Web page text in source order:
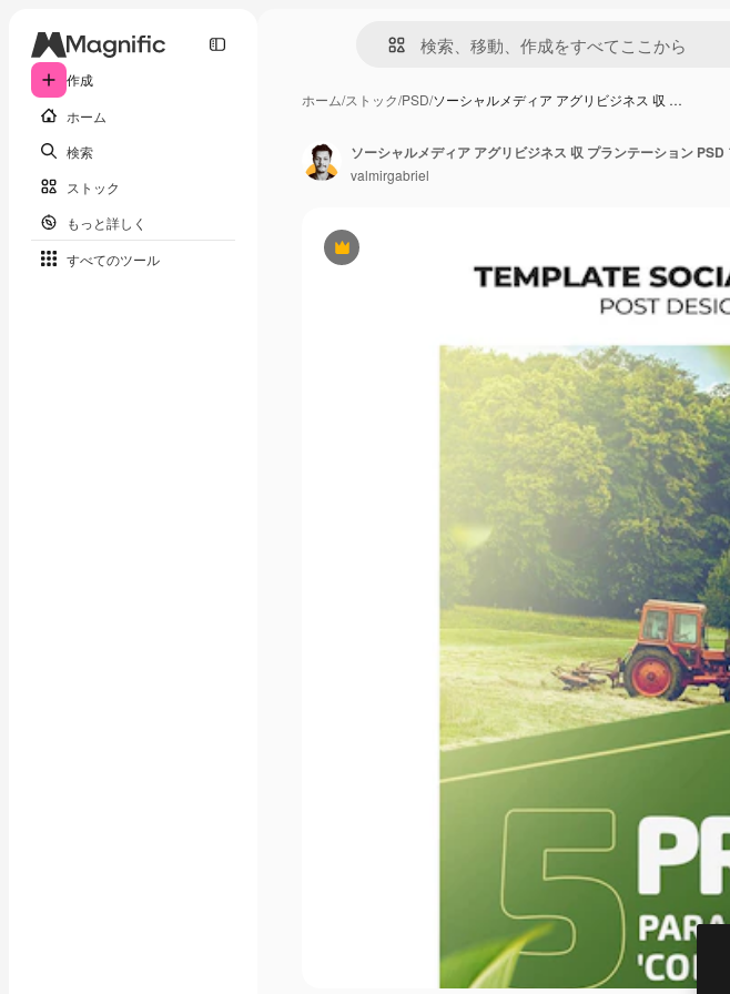
作成
ホーム
検索
ストック
もっと詳しく
すべてのツール
ホーム/ストック/PSD/ソーシャルメディア アグリビジネス 収 …
Premium
valmirgabriel